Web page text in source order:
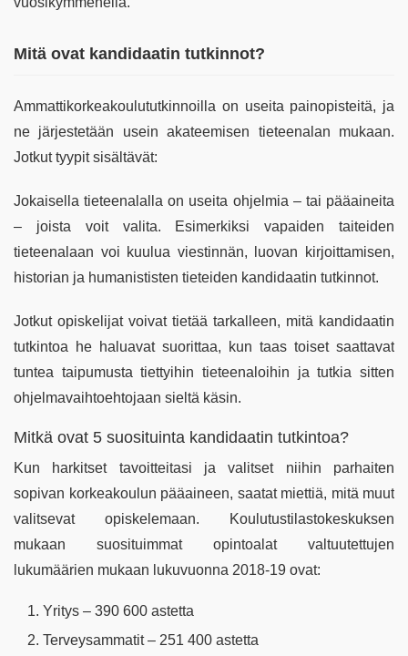
Mitä ovat kandidaatin tutkinnot?
Ammattikorkeakoulututkinnoilla on useita painopisteitä, ja
ne järjestetään usein akateemisen tieteenalan mukaan.
Jotkut tyypit sisältävät:
Jokaisella tieteenalalla on useita ohjelmia – tai pääaineita
– joista voit valita. Esimerkiksi vapaiden taiteiden
tieteenalaan voi kuulua viestinnän, luovan kirjoittamisen,
historian ja humanististen tieteiden kandidaatin tutkinnot.
Jotkut opiskelijat voivat tietää tarkalleen, mitä kandidaatin
tutkintoa he haluavat suorittaa, kun taas toiset saattavat
tuntea taipumusta tiettyihin tieteenaloihin ja tutkia sitten
ohjelmavaihtoehtojaan sieltä käsin.
Mitkä ovat 5 suosituinta kandidaatin tutkintoa?
Kun harkitset tavoitteitasi ja valitset niihin parhaiten
sopivan korkeakoulun pääaineen, saatat miettiä, mitä muut
valitsevat opiskelemaan. Koulutustilastokeskuksen
mukaan suosituimmat opintoalat valtuutettujen
lukumäärien mukaan lukuvuonna 2018-19 ovat:
Yritys – 390 600 astetta
Terveysammatit – 251 400 astetta